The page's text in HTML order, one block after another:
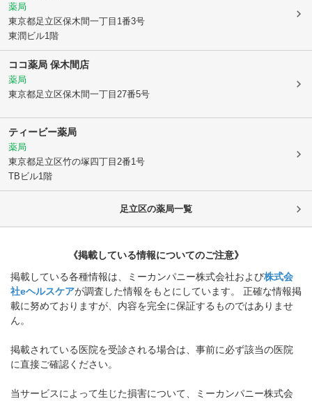
薬局
東京都足立区保木間一丁目1番3号
東潤ビル1階
ココ薬局 保木間店
薬局
東京都足立区保木間一丁目27番5号
ティービー薬局
薬局
東京都足立区竹の塚四丁目2番1号
TBビル1階
足立区の薬局一覧
《掲載している情報についてのご注意》
掲載している各種情報は、ミーカンパニー株式会社および株式会
社eヘルスケアが調査した情報をもとにしています。 正確な情報掲
載に努めておりますが、内容を完全に保証するものではありませ
ん。
掲載されている医院を受診される場合は、事前に必ず該当の医院
に直接ご確認ください。
当サービスによって生じた損害について、ミーカンパニー株式会